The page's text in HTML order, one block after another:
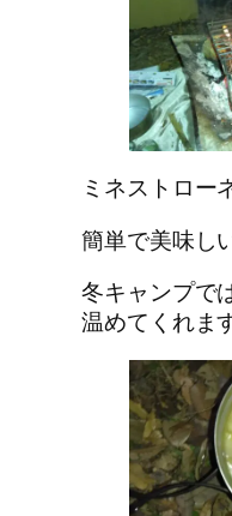
ミネストロー
簡単で美味し
冬キャンプで
温めてくれます